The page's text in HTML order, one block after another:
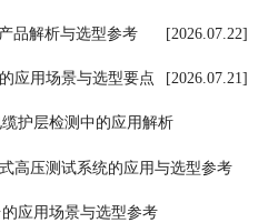
[2026.07.24]
品解析与选型参考 [2026.07.22]
应用场景与选型要点 [2026.07.21]
护层检测中的应用解析
[2026.07.18]
高压测试系统的应用与选型参考
应用场景与选型参考